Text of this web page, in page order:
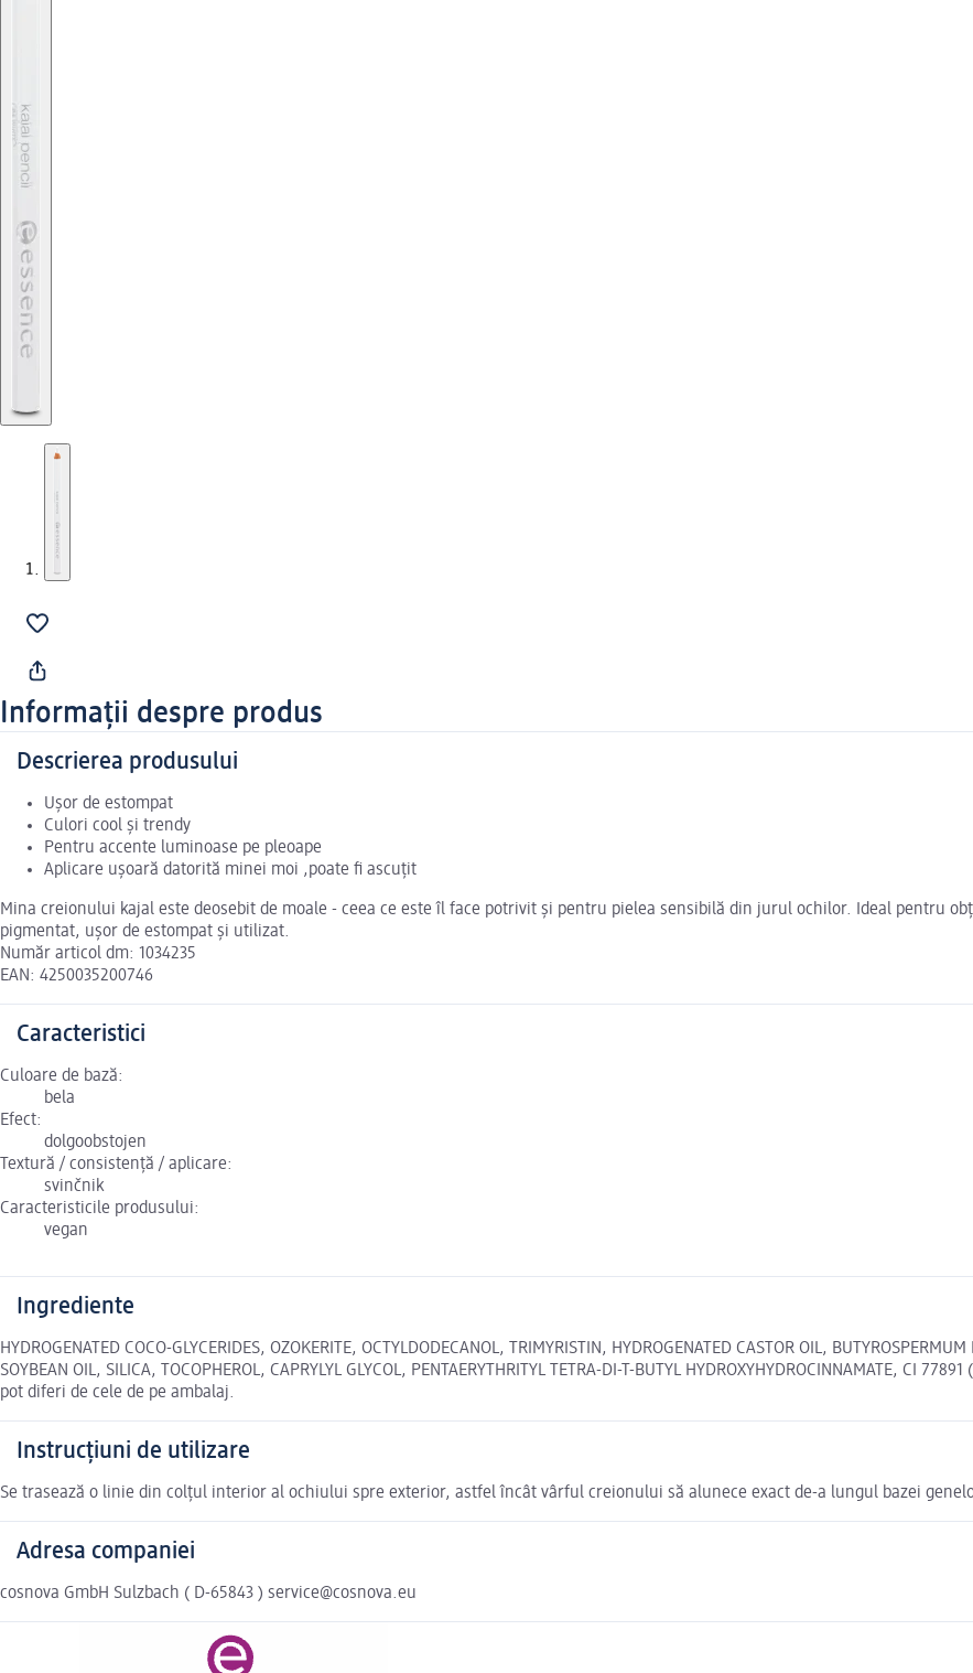
Informații despre produs
Descrierea produsului
Ușor de estompat
Culori cool și trendy
Pentru accente luminoase pe pleoape
Aplicare ușoară datorită minei moi ,poate fi ascuțit
Mina creionului kajal este deosebit de moale - ceea ce este îl face potrivit și pentru pielea sensibilă din jurul ochilor. Ideal pentru
pigmentat, ușor de estompat și utilizat.
Număr articol dm: 1034235
EAN: 4250035200746
Caracteristici
Culoare de bază:
bela
Efect:
dolgoobstojen
Textură / consistență / aplicare:
svinčnik
Caracteristicile produsului:
vegan
Ingrediente
HYDROGENATED COCO-GLYCERIDES, OZOKERITE, OCTYLDODECANOL, TRIMYRISTIN, HYDROGENATED CASTOR OIL,
SOYBEAN OIL, SILICA, TOCOPHEROL, CAPRYLYL GLYCOL, PENTAERYTHRITYL TETRA-DI-T-BUTYL HYDROXYHYDROCINNAMATE,
pot diferi de cele de pe ambalaj.
Instrucțiuni de utilizare
Se trasează o linie din colțul interior al ochiului spre exterior, astfel încât vârful creionului să alunece exact de-a lungul bazei
Adresa companiei
cosnova GmbH Sulzbach ( D-65843 ) service@cosnova.eu